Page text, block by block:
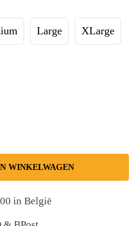
Large XLarge
WINKELWAGEN
in België